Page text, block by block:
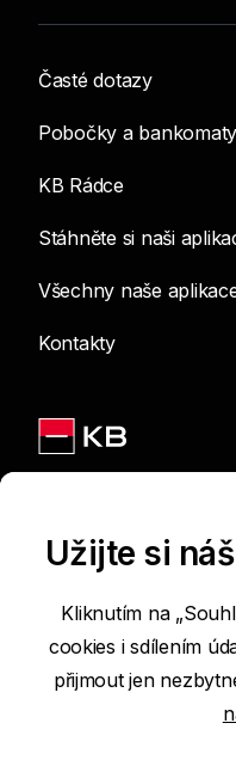
Časté dotazy
Pobočky a bankomaty
KB Rádce
Stáhněte si naši
Všechny naše
Kontakty
Podmínky používání
Prohlášení o přístupnosti
Užijte si
Kliknutím na
cookies i sdílením
přijmout jen